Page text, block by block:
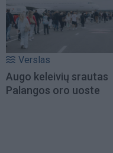
Verslas
Augo keleivių srautas
Palangos oro uoste